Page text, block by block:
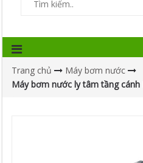
Trang chủ
Máy bơm nước
Máy bơm nước ly tâm tầng cánh